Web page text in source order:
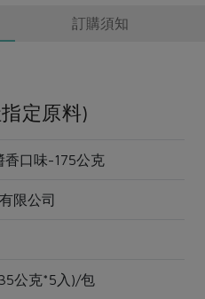
訂購須知
定原料)
香口味-175公克
限公司
公克*5入)/包